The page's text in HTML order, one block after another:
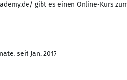
gibt es einen Online-Kurs
seit Jan. 2017